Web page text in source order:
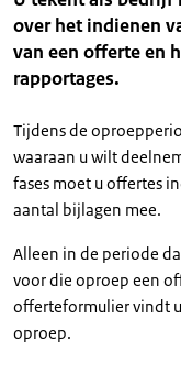
over het indienen
van een offerte en
rapportages.
Tijdens de
waaraan u wilt
fases moet u offertes
aantal bijlagen mee.
Alleen in de periode
voor die oproep een
offerteformulier vindt
oproep.